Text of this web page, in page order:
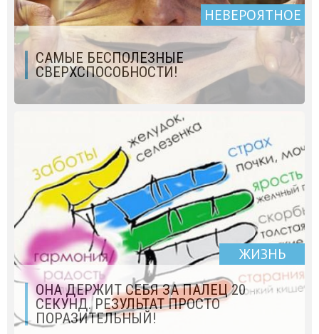
НЕВЕРОЯТНОЕ
САМЫЕ БЕСПОЛЕЗНЫЕ
СВЕРХСПОСОБНОСТИ!
ЖИЗНЬ
ОНА ДЕРЖИТ СЕБЯ ЗА ПАЛЕЦ 20
СЕКУНД. РЕЗУЛЬТАТ ПРОСТО
ПОРАЗИТЕЛЬНЫЙ!